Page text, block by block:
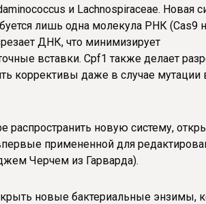
и Lachnospiraceae. Новая
лишь одна молекула РНК (Cas9
ДНК, что минимизирует
вставки. Cpf1 также делает
коррективы даже в случае мутации
новую систему,
примененной для
Черчем из Гарварда).
новые бактериальные энзимы,